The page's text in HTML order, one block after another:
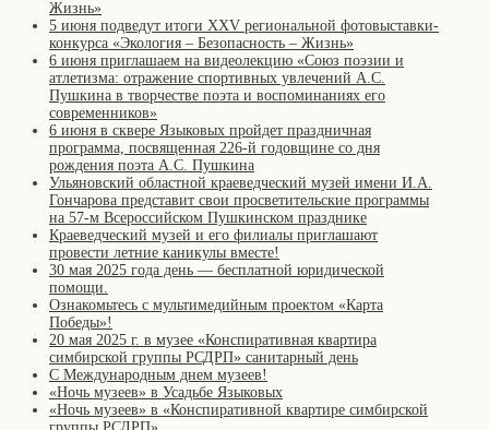
Жизнь»
5 июня подведут итоги XXV региональной фотовыставки-
конкурса «Экология – Безопасность – Жизнь»
6 июня приглашаем на видеолекцию «Союз поэзии и
атлетизма: отражение спортивных увлечений А.С.
Пушкина в творчестве поэта и воспоминаниях его
современников»
6 июня в сквере Языковых пройдет праздничная
программа, посвященная 226-й годовщине со дня
рождения поэта А.С. Пушкина
Ульяновский областной краеведческий музей имени И.А.
Гончарова представит свои просветительские программы
на 57-м Всероссийском Пушкинском празднике
Краеведческий музей и его филиалы приглашают
провести летние каникулы вместе!
30 мая 2025 года день — бесплатной юридической
помощи.
Ознакомьтесь с мультимедийным проектом «Карта
Победы»!
20 мая 2025 г. в музее «Конспиративная квартира
симбирской группы РСДРП» санитарный день
С Международным днем музеев!
«Ночь музеев» в Усадьбе Языковых
«Ночь музеев» в «Конспиративной квартире симбирской